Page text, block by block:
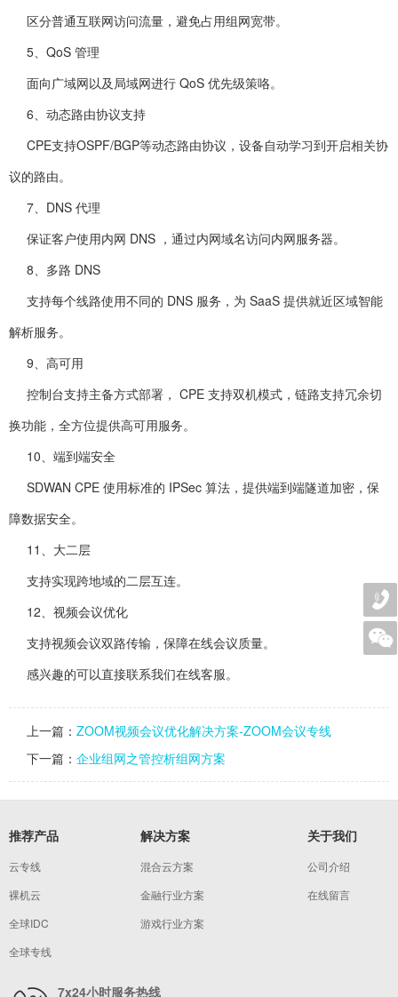
区分普通互联网访问流量，避免占用组网宽带。
5、QoS 管理
面向广域网以及局域网进行 QoS 优先级策咯。
6、动态路由协议支持
CPE支持OSPF/BGP等动态路由协议，设备自动学习到开启相关协
议的路由。
7、DNS 代理
保证客户使用内网 DNS ，通过内网域名访问内网服务器。
8、多路 DNS
支持每个线路使用不同的 DNS 服务，为 SaaS 提供就近区域智能
解析服务。
9、高可用
控制台支持主备方式部署， CPE 支持双机模式，链路支持冗余切
换功能，全方位提供高可用服务。
10、端到端安全
SDWAN CPE 使用标准的 IPSec 算法，提供端到端隧道加密，保
障数据安全。
11、大二层
支持实现跨地域的二层互连。
12、视频会议优化
支持视频会议双路传输，保障在线会议质量。
感兴趣的可以直接联系我们在线客服。
上一篇： ZOOM视频会议优化解决方案-ZOOM会议专线
下一篇： 企业组网之管控析组网方案
7x24小时服务热线
推荐产品
云专线
裸机云
全球IDC
全球专线
解决方案
混合云方案
金融行业方案
游戏行业方案
关于我们
公司介绍
在线留言